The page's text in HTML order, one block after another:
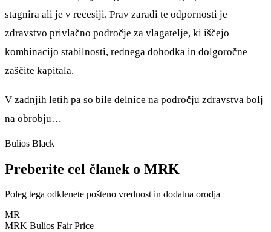
stagnira ali je v recesiji. Prav zaradi te odpornosti je
zdravstvo privlačno področje za vlagatelje, ki iščejo
kombinacijo stabilnosti, rednega dohodka in dolgoročne
zaščite kapitala.
V zadnjih letih pa so bile delnice na področju zdravstva bolj
na obrobju…
Bulios Black
Preberite cel članek o MRK
Poleg tega odklenete pošteno vrednost in dodatna orodja
MR
MRK Bulios Fair Price